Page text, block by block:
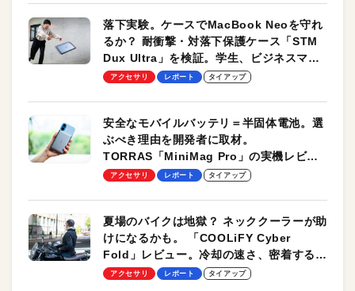
落下実験。ケースでMacBook Neoを守れ
るか？ 耐衝撃・対落下保護ケース「STM
Dux Ultra」を検証。学生、ビジネスマン
のモバイルユースに最適！
アクセサリ レポート タイアップ
安全なモバイルバッテリ＝半固体電池。選
ぶべき理由を開発者に取材。
TORRAS「MiniMag Pro」の実機レビュ
ーも
アクセサリ レポート タイアップ
夏場のバイクは地獄？ ネッククーラーが助
けになるかも。 「COOLiFY Cyber
Fold」レビュー。冷却の速さ、密着する冷
却プレート、シンプルな操作性がグッド！
アクセサリ レポート タイアップ